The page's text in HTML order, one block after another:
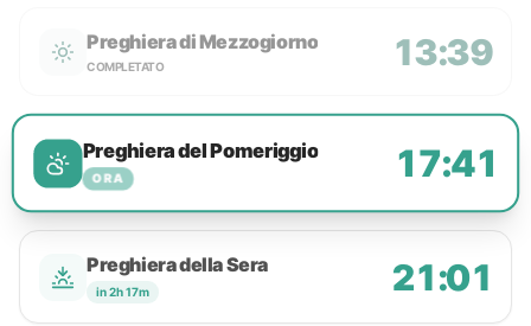
Preghiera di Mezzogiorno
COMPLETATO 13:39
Preghiera del Pomeriggio
ORA 17:41
Preghiera della Sera
in 2h 17m 21:01